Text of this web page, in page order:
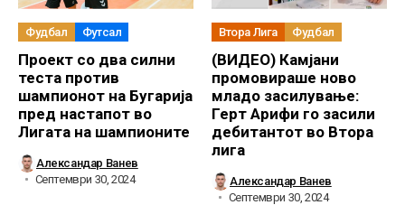
Фудбал Футсал
Проект со два силни
теста против
шампионот на Бугарија
пред настапот во
Лигата на шампионите
Александар Ванев
Септември 30, 2024
Втора Лига Фудбал
(ВИДЕО) Камјани
промовираше ново
младо засилување:
Герт Арифи го засили
дебитантот во Втора
лига
Александар Ванев
Септември 30, 2024